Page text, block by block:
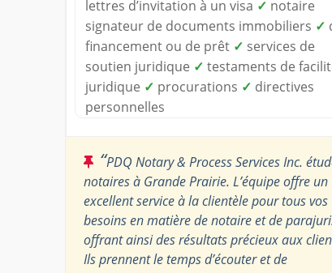
lettres d’invitation à un visa ✓ notaire
signateur de documents immobiliers ✓
financement ou de prêt ✓ services de
soutien juridique ✓ testaments de
juridique ✓ procurations ✓ directives
personnelles
“PDQ Notary & Process Services Inc.
notaires à Grande Prairie. L’équipe offre un
excellent service à la clientèle pour tous vos
besoins en matière de notaire et de
offrant ainsi des résultats précieux aux
Ils prennent le temps d’écouter et de